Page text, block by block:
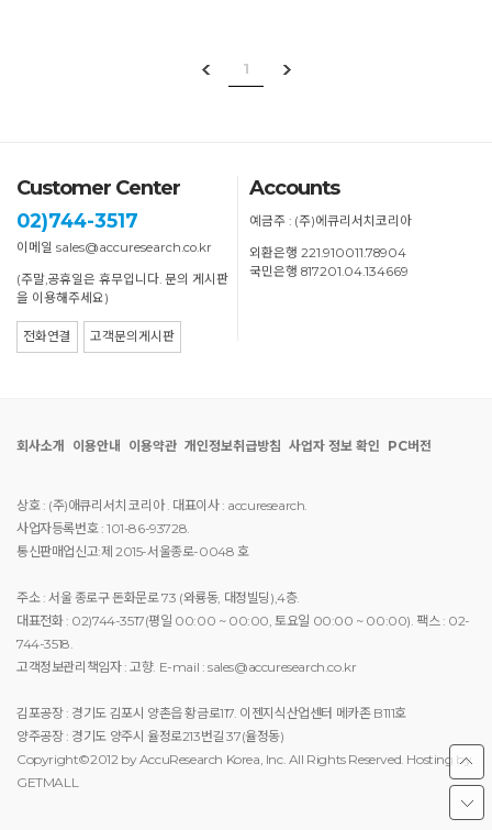
1
Customer Center
02)744-3517
이메일 sales@accuresearch.co.kr
(주말,공휴일은 휴무입니다. 문의 게시판
을 이용해주세요)
전화연결 고객문의게시판
Accounts
예금주 : (주)에큐리서치코리아
외환은행 221.910011.78904
국민은행 817201.04.134669
회사소개 이용안내 이용약관 개인정보취급방침 사업자 정보 확인 PC버전
상호 : (주)애큐리서치 코리아 . 대표이사 : accuresearch.
사업자등록번호 : 101-86-93728.
통신판매업신고:제 2015-서울종로-0048 호
주소 : 서울 종로구 돈화문로 73 (와룡동, 대정빌딩),4층.
대표전화 : 02)744-3517(평일 00:00 ~ 00:00, 토요일 00:00 ~ 00:00). 팩스 : 02-
744-3518.
고객정보관리책임자 : 고향. E-mail : sales@accuresearch.co.kr
김포공장 : 경기도 김포시 양촌읍 황금로117. 이젠지식산업센터 메카존 B111호
양주공장 : 경기도 양주시 율정로213번길 37(율정동)
Copyright©2012 by AccuResearch Korea, Inc. All Rights Reserved. Hosting by
GETMALL